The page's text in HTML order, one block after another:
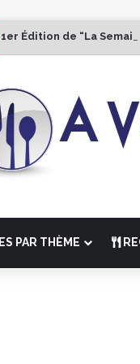
1er Édition de “La
PAR THÈME